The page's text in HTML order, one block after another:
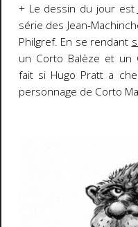
+ Le dessin du jour est
série des Jean-
Philgref. En se rendant
un Corto Balèze et un
fait si Hugo Pratt a
personnage de Corto